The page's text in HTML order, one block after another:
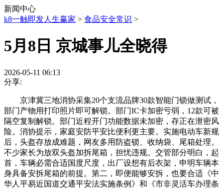
新闻中心
k8一触即发人生赢家 > 食品安全常识 >
5月8日 京城事儿全晓得
2026-05-11 06:13
分享:
京津冀三地消协采集20个支流品牌30款智能门锁做测试，
部门产物用打印照片即可解锁。部门IC卡加密亏弱，12款可被
隔空复制解锁。部门近程开门功能数据未加密，存正在泄密风
险。消协提示，家庭安防平安比便利更主要。实施电动车新规
后，头盔存放成难题，网友多用防盗锁、收纳袋、尾箱处理。
不少家长为放双头盔加拆尾箱，担忧违规。交管部分明白，起
首，车辆必需合适国度尺度，出厂设想有后衣架，申明车辆本
身具备安拆尾箱的前提。第二，即便能够安拆，也要合适《中
华人平易近国道交通平安法实施条例》和《市非灵活车办理条